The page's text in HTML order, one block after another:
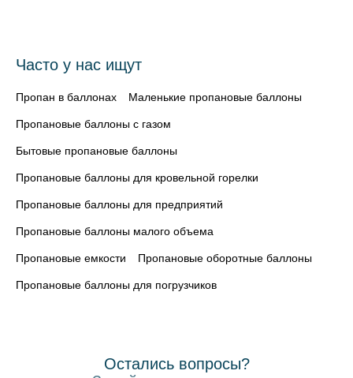
Часто у нас ищут
Пропан в баллонах Маленькие пропановые баллоны
Пропановые баллоны с газом
Бытовые пропановые баллоны
Пропановые баллоны для кровельной горелки
Пропановые баллоны для предприятий
Пропановые баллоны малого объема
Пропановые емкости Пропановые оборотные баллоны
Пропановые баллоны для погрузчиков
Остались вопросы?